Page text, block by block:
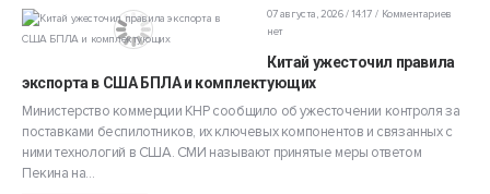
07 августа, 2026 / 14:17
Комментариев
нет
Китай ужесточил правила
экспорта в США БПЛА и комплектующих
Министерство коммерции КНР сообщило об ужесточении контроля за
поставками беспилотников, их ключевых компонентов и связанных с
ними технологий в США. СМИ называют принятые меры ответом
Пекина на...